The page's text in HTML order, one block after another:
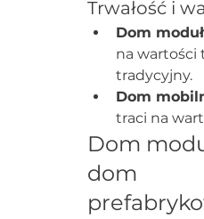
Trwałość i
Dom
na wartości
tradycyjny.
Dom
traci na
Dom
dom